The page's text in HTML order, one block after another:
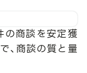
の商談を安定獲
、商談の質と量